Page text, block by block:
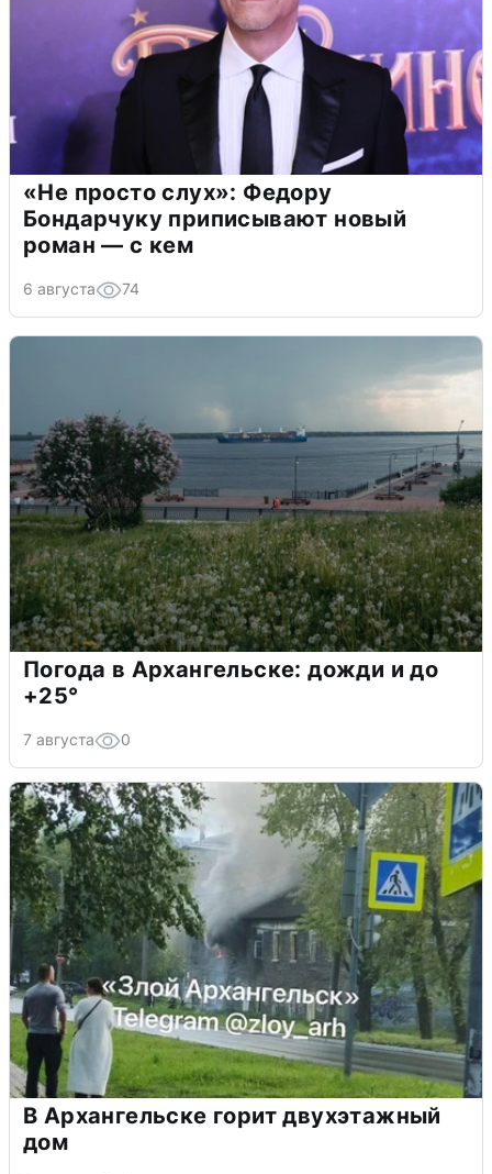
«Не просто слух»: Федору
Бондарчуку приписывают новый
роман — с кем
6 августа 74
Погода в Архангельске: дожди и до
+25°
7 августа 0
В Архангельске горит двухэтажный
дом